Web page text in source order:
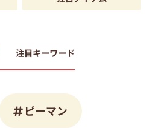
注目キーワード
ピーマン